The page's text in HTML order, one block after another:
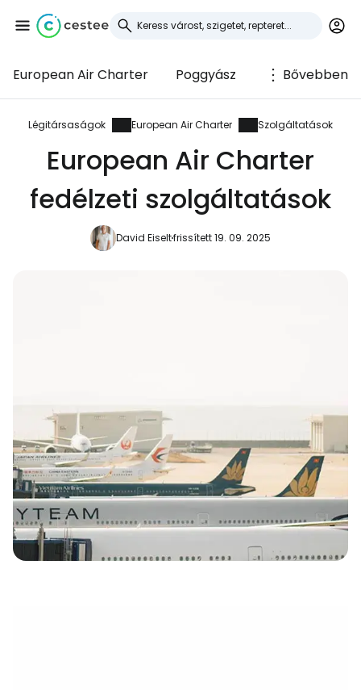
European Air Charter Poggyász Bővebben
Légitársaságok European Air Charter Szolgáltatások
European Air Charter
fedélzeti szolgáltatások
David Eiseltfrissített 19. 09. 2025
Bejelentkezés a
Cestee-be
... az utazási közösség világszerte
Folytatás a Google-lal